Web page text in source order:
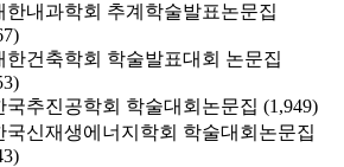
한내과학회 추계학술발표논문집
한건축학회 학술발표대회 논문집
국추진공학회 학술대회논문집 (1,949)
국신재생에너지학회 학술대회논문집